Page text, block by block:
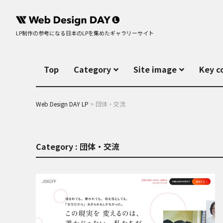
LP制作の参考になる日本のLPを集めたギャラリーサイト
Top Category Site image Key
Web Design DAY LP > 団体・交流
Category : 団体・交流